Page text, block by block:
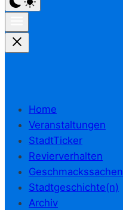
Home
Veranstaltungen
StadtTicker
Revierverhalten
Geschmackssachen
Stadtgeschichte(n)
Archiv